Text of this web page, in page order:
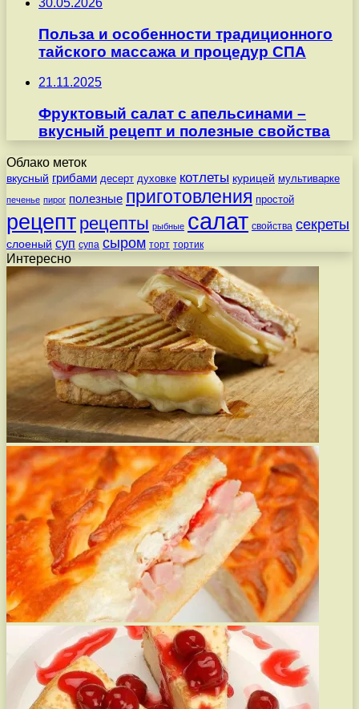
Польза и особенности традиционного
тайского массажа и процедур СПА
21.11.2025
Фруктовый салат с апельсинами –
вкусный рецепт и полезные свойства
Облако меток
вкусный грибами десерт духовке котлеты курицей мультиварке
печенье пирог полезные приготовления простой
рецепт рецепты рыбные салат свойства секреты
слоеный суп супа сыром торт тортик
Интересно